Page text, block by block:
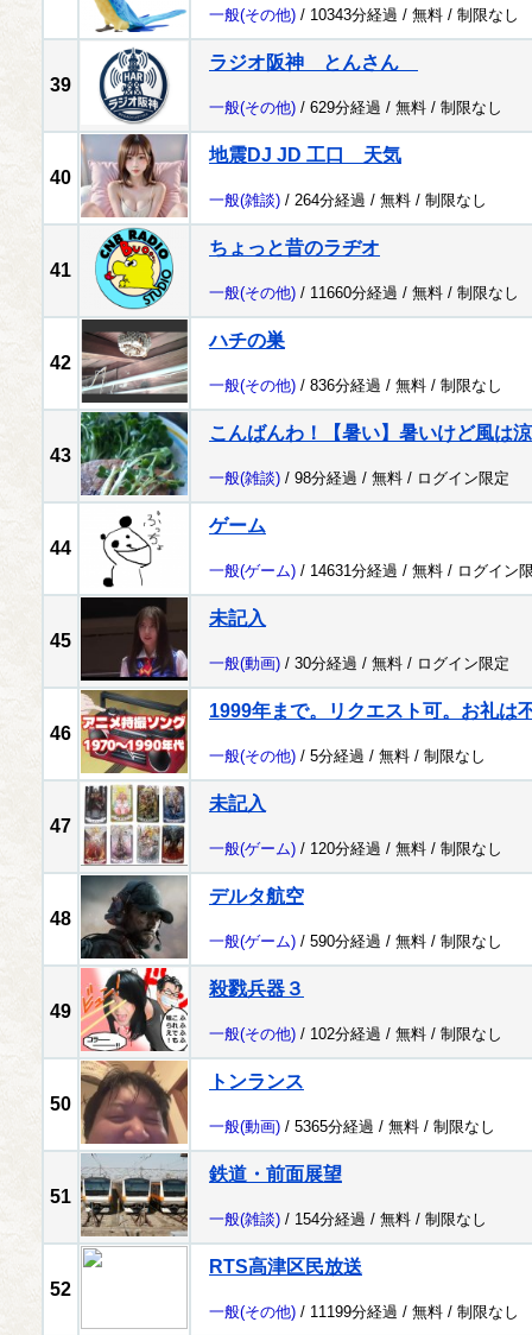
一般(その他) / 10343分経過 / 無料 / 制限なし
39
ラジオ阪神 とんさん
一般(その他) / 629分経過 / 無料 / 制限なし
40
地震DJ JD 工口 天気
一般(雑談) / 264分経過 / 無料 / 制限なし
41
ちょっと昔のラヂオ
一般(その他) / 11660分経過 / 無料 / 制限なし
42
ハチの巣
一般(その他) / 836分経過 / 無料 / 制限なし
43
こんばんわ！【暑い】暑いけど風は
一般(雑談) / 98分経過 / 無料 / ログイン限定
44
ゲーム
一般(ゲーム) / 14631分経過 / 無料 / ログイン
45
未記入
一般(動画) / 30分経過 / 無料 / ログイン限定
46
1999年まで。リクエスト可。お礼は
一般(その他) / 5分経過 / 無料 / 制限なし
47
未記入
一般(ゲーム) / 120分経過 / 無料 / 制限なし
48
デルタ航空
一般(ゲーム) / 590分経過 / 無料 / 制限なし
49
殺戮兵器３
一般(その他) / 102分経過 / 無料 / 制限なし
50
トンランス
一般(動画) / 5365分経過 / 無料 / 制限なし
51
鉄道・前面展望
一般(雑談) / 154分経過 / 無料 / 制限なし
52
RTS高津区民放送
一般(その他) / 11199分経過 / 無料 / 制限なし